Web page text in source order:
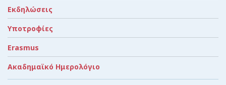
Εκδηλώσεις
Υποτροφίες
Erasmus
Ακαδημαϊκό Ημερολόγιο